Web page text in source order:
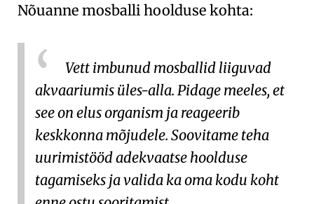
Nõuanne mosballi hoolduse kohta:
Vett imbunud mosballid liiguvad
akvaariumis üles-alla. Pidage meeles, et
see on elus organism ja reageerib
keskkonna mõjudele. Soovitame teha
uurimistööd adekvaatse hoolduse
tagamiseks ja valida ka oma kodu koht